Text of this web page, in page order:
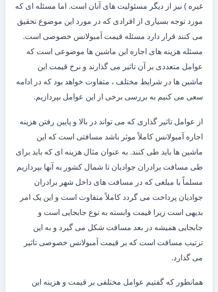
غیره ) نیز از دیگر مسئولیت های آنان است. اما مسئله ای که
مورد توجه بسیاری از افرادی که در مورد این موضوع تحقیق
می کنند قرار دارد مسئله قیمت آمبولانس خصوصی است.
مسئله هزینه های اجاره این ماشین ها موضوعی است که
عوامل متعددی بر آن تاثیر می گذارند و نرخ قیمت این
ماشین ها در شرایط مختلف ، متفاوت خواهد بود که در ادامه
سعی می کنیم به بررسی برخی از این عوامل بپردازیم.
از عوامل تاثیر گذاری که می تواند در بالا و پایین رفتن هزینه
اجاره آمبولانس کاملاً موثر باشد مسافتی است که این
ماشین ها باید طی کنند. به عنوان مثال هزینه ای که باید برای
طی مسافت برادران جوادیان تا شمال کشور به آنها بپردازیم
مسلماً با مبلغی که در مسافت های داخل شهر برادران
جوادیان پرداخت می گردد کاملاً متفاوت است و این یک امر
بدیهی است زیرا قیمت وابسته به نوع جابجایی است و
جابجایی همیشه در بعد مسافت شکل می گیرد و به این
ترتیب مسافت است که بر قیمت آمبولانس خصوصی تاثیر
می گذارد.
همانطور که گفتیم عوامل مختلفی بر قیمت و هزینه این